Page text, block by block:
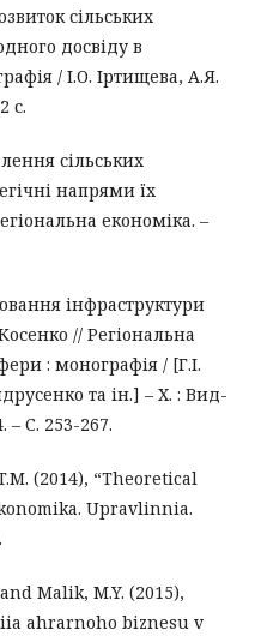
сільських
досвіду в
/ І.О. Іртищева, А.Я.
с.
сільських
напрями їх
економіка. –
інфраструктури
// Регіональна
: монографія / [Г.І.
та ін.] – Х. : Вид-
– С. 253-267.
(2014), “Theoretical
Upravlinnia.
Malik, M.Y. (2015),
ahrarnoho biznesu v